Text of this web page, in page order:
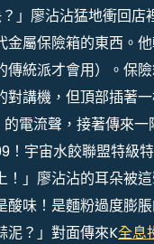
」廖沾沾猛地衝回
金屬保險箱的東西。
傳統派才會用）。保
對講機，但頂部插著
電流聲，接著傳來
！宇宙水餃聯盟特級
！」廖沾沾的耳朵被
酸味！是麵粉過度膨
泥？」對面傳來K全息